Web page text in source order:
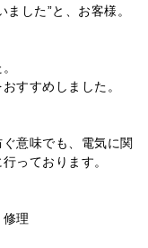
した”と、お客様。
すすめしました。
意味でも、電気に関
っております。
理